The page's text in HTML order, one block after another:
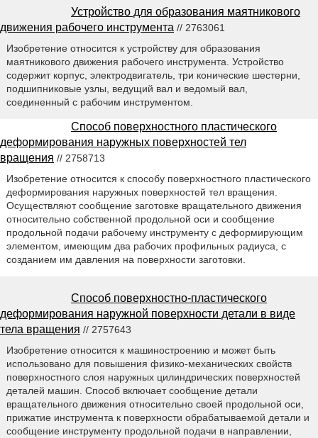
Устройство для образования маятникового
движения рабочего инструмента // 2763061
Изобретение относится к устройству для образования
маятникового движения рабочего инструмента. Устройство
содержит корпус, электродвигатель, три конические шестерни,
подшипниковые узлы, ведущий вал и ведомый вал,
соединенный с рабочим инструментом.
Способ поверхностного пластического
деформирования наружных поверхностей тел
вращения // 2758713
Изобретение относится к способу поверхностного пластического
деформирования наружных поверхностей тел вращения.
Осуществляют сообщение заготовке вращательного движения
относительно собственной продольной оси и сообщение
продольной подачи рабочему инструменту с деформирующим
элементом, имеющим два рабочих профильных радиуса, с
созданием им давления на поверхности заготовки.
Способ поверхностно-пластического
деформирования наружной поверхности детали в виде
тела вращения // 2757643
Изобретение относится к машиностроению и может быть
использовано для повышения физико-механических свойств
поверхностного слоя наружных цилиндрических поверхностей
деталей машин. Способ включает сообщение детали
вращательного движения относительно своей продольной оси,
прижатие инструмента к поверхности обрабатываемой детали и
сообщение инструменту продольной подачи в направлении,